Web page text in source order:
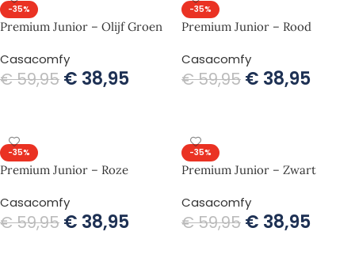
-35%
Premium Junior – Olijf Groen
Casacomfy
€59,95 € 38,95
-35%
Premium Junior – Rood
Casacomfy
€59,95 € 38,95
-35%
Premium Junior – Roze
Casacomfy
€59,95 € 38,95
-35%
Premium Junior – Zwart
Casacomfy
€59,95 € 38,95